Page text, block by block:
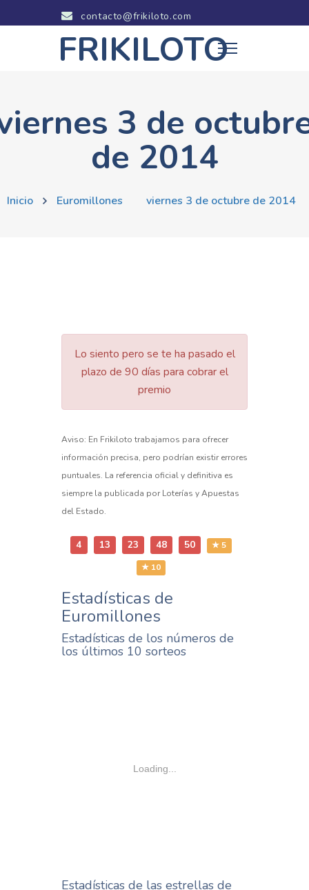
contacto@frikiloto.com
FRIKILOTO
3 de
de 2014
Inicio Euromillones viernes 3 de octubre de 2014
Lo siento pero se te ha pasado el
plazo de 90 días para cobrar el
premio
Aviso: En Frikiloto trabajamos para ofrecer
información precisa, pero podrían existir errores
puntuales. La referencia oficial y definitiva es
siempre la publicada por Loterías y Apuestas
del Estado.
4 13 23 48 50
★ 5
★ 10
Estadísticas de
Euromillones
Estadísticas de los números de
los últimos 10 sorteos
Loading...
Estadísticas de las estrellas de